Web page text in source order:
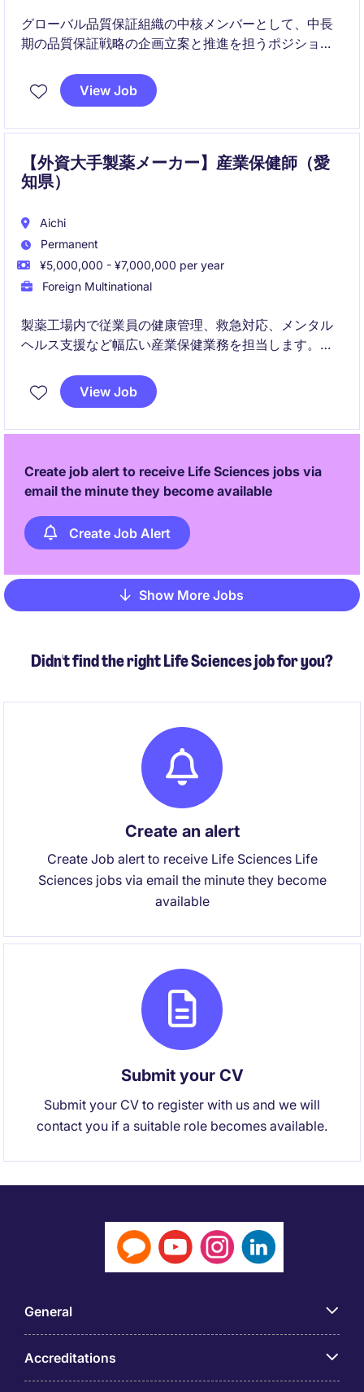
グローバル品質保証組織の中核メンバーとして、中長
期の品質保証戦略の企画立案と推進を担うポジション
質保証体制を強化していく役割を担います。
View Job
【外資大手製薬メーカー】産業保健師（愛
知県）
Aichi
Permanent
¥5,000,000 - ¥7,000,000 per year
Foreign Multinational
製薬工場内で従業員の健康管理、救急対応、メンタル
ヘルス支援など幅広い産業保健業務を担当します。チ
康をサポートする役割です。
View Job
Create job alert to receive Life Sciences jobs via
email the minute they become available
Create Job Alert
Pagination
Show More Jobs
Didn't find the right Life Sciences job for you?
Create an alert
Create Job alert to receive Life Sciences Life
Sciences jobs via email the minute they become
available
Submit your CV
Submit your CV to register with us and we will
contact you if a suitable role becomes available.
General
Accreditations